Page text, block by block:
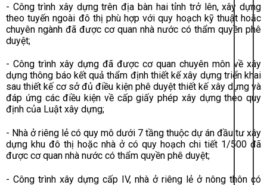
- Công trình xây dựng trên địa bàn hai tỉnh trở lên, xây dựng
theo tuyến ngoài đô thị phù hợp với quy hoạch kỹ thuật hoặc
chuyên ngành đã được cơ quan nhà nước có thẩm quyền phê
duyệt;
- Công trình xây dựng đã được cơ quan chuyên môn về xây
dựng thông báo kết quả thẩm định thiết kế xây dựng triển khai
sau thiết kế cơ sở đủ điều kiện phê duyệt thiết kế xây dựng và
đáp ứng các điều kiện về cấp giấy phép xây dựng theo quy
định của Luật xây dựng;
- Nhà ở riêng lẻ có quy mô dưới 7 tầng thuộc dự án đầu tư xây
dựng khu đô thị hoặc nhà ở có quy hoạch chi tiết 1/500 đã
được cơ quan nhà nước có thẩm quyền phê duyệt;
- Công trình xây dựng cấp IV, nhà ở riêng lẻ ở nông thôn có